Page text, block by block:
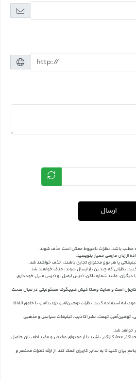
ارسال
مطلب باشد. نظرات نامربوط ممکن است حذف شوند.
از زبان فارسی معیار بنویسید.
یا هر نوع محتوای تجاری باشند، حذف خواهند شد.
کنید. نظراتی که چندین بار ارسال شوند، حذف خواهند شد.
مانند شماره تلفن، آدرس ایمیل، و آدرس منزل خودداری
است و سایت وستا کیش هیچگونه مسئولیتی در قبال صحت
استفاده کنید. نظرات توهین‌آمیز، تهدیدآمیز، یا حاوی الفاظ
توهین‌آمیز، تهمت، نشر اکاذیب، تبلیغات سیاسی و مذهبی
خواهد شد.
نظرات باید حداقل شامل 50 کاراکتر و حداکثر 500 کاراکتر باشند تا از محتوای مختصر و مفید اطمینان حاصل
بیان کنید تا به سایر کاربران کمک کند.از ارائه نظرات مختصر و